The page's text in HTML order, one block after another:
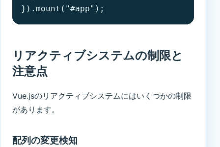
}).mount("#app");
リアクティブシステムの制限と
注意点
Vue.jsのリアクティブシステムにはいくつかの制限
があります。
配列の変更検知